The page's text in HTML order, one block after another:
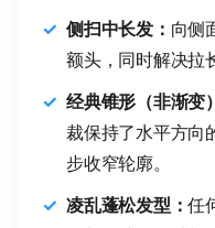
侧扫中长发： 向侧
额头，同时解决拉
经典锥形（非渐变
裁保持了水平方向
步收窄轮廓。
凌乱蓬松发型：任